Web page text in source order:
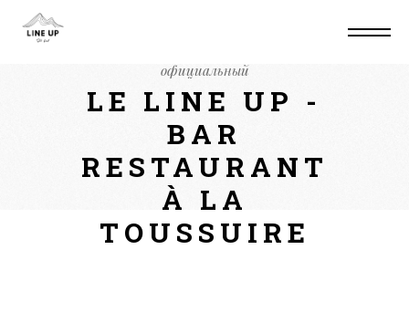
официальный
LE LINE UP -
BAR
RESTAURANT
À LA
TOUSSUIRE